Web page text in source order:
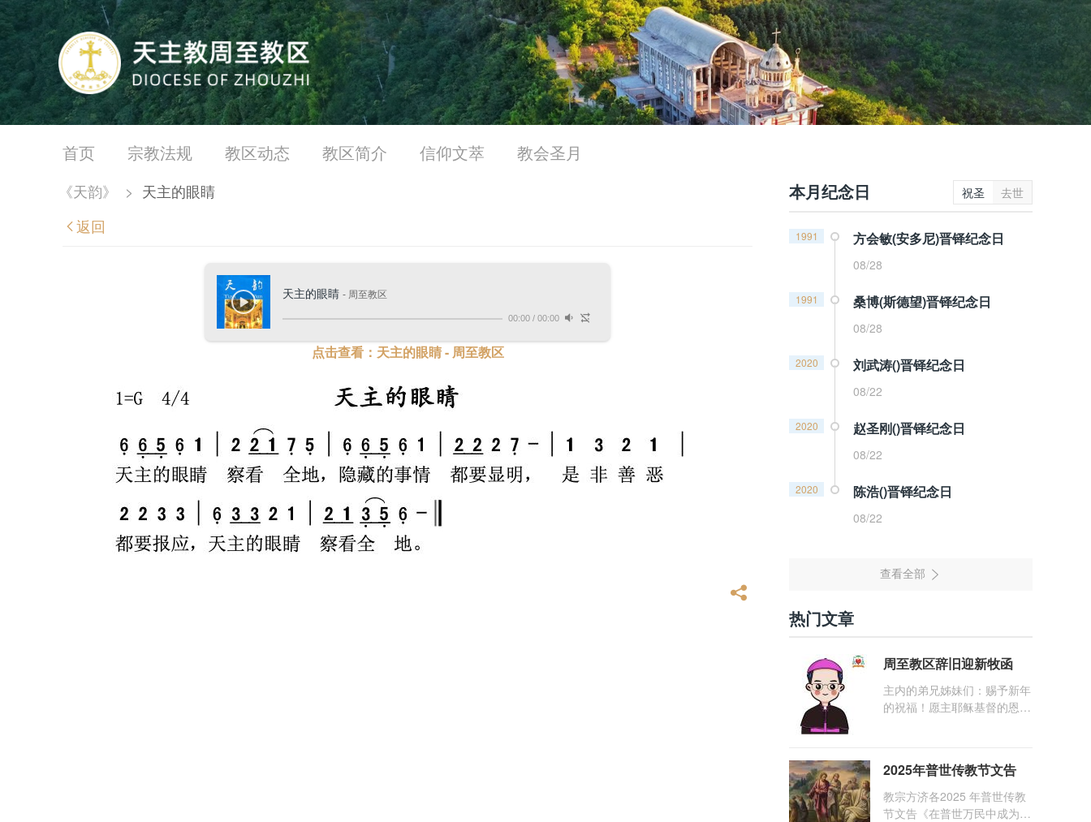
首页 宗教法规 教区动态 教区简介 信仰文萃 教会圣月
《天韵》 > 天主的眼睛
返回
天主的眼睛 - 周至教区
00:00 / 00:00
点击查看：天主的眼睛 - 周至教区
本月纪念日 祝圣 去世
1991 方会敏(安多尼)晋铎纪念日
08/28
1991 桑博(斯德望)晋铎纪念日
08/28
2020 刘武涛()晋铎纪念日
08/22
2020 赵圣刚()晋铎纪念日
08/22
2020 陈浩()晋铎纪念日
08/22
热门文章
周至教区辞旧迎新牧函
主内的弟兄姊妹们：赐予新年
的祝福！愿主耶稣基督的恩
们，愿临在的救主基督安慰你
们，并圣化你们的生活，作为
祝贺祂诞辰的珍贵礼品。
2025年普世传教节文告
教宗方济各2025 年普世传教
节文告《在普世万民中成为怀